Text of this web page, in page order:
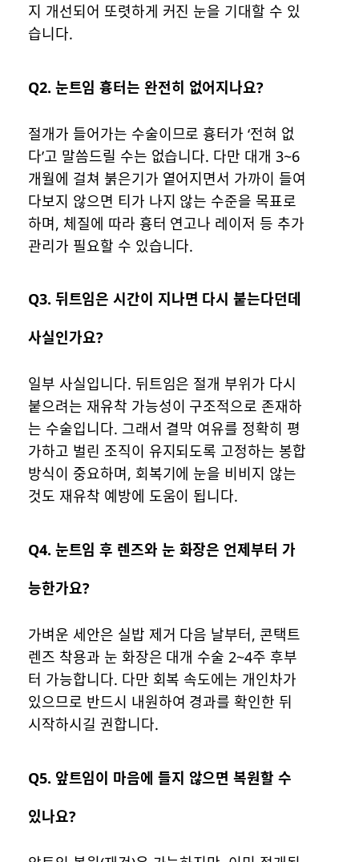
지 개선되어 또렷하게 커진 눈을 기대할 수 있
습니다.
Q2. 눈트임 흉터는 완전히 없어지나요?
절개가 들어가는 수술이므로 흉터가 ‘전혀 없
다’고 말씀드릴 수는 없습니다. 다만 대개 3~6
개월에 걸쳐 붉은기가 옅어지면서 가까이 들여
다보지 않으면 티가 나지 않는 수준을 목표로
하며, 체질에 따라 흉터 연고나 레이저 등 추가
관리가 필요할 수 있습니다.
Q3. 뒤트임은 시간이 지나면 다시 붙는다던데
사실인가요?
일부 사실입니다. 뒤트임은 절개 부위가 다시
붙으려는 재유착 가능성이 구조적으로 존재하
는 수술입니다. 그래서 결막 여유를 정확히 평
가하고 벌린 조직이 유지되도록 고정하는 봉합
방식이 중요하며, 회복기에 눈을 비비지 않는
것도 재유착 예방에 도움이 됩니다.
Q4. 눈트임 후 렌즈와 눈 화장은 언제부터 가
능한가요?
가벼운 세안은 실밥 제거 다음 날부터, 콘택트
렌즈 착용과 눈 화장은 대개 수술 2~4주 후부
터 가능합니다. 다만 회복 속도에는 개인차가
있으므로 반드시 내원하여 경과를 확인한 뒤
시작하시길 권합니다.
Q5. 앞트임이 마음에 들지 않으면 복원할 수
있나요?